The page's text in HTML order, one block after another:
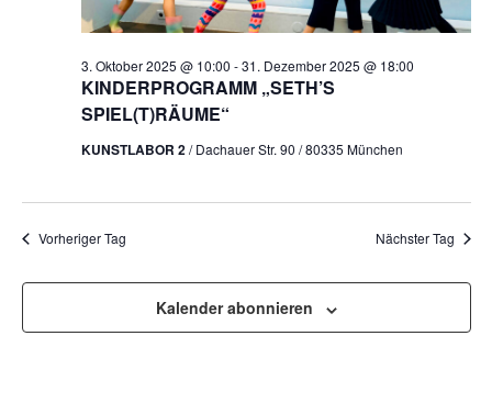
KINDERPROGRAMM „SETH’S
SPIEL(T)RÄUME“
3. Oktober 2025 @ 10:00 -31. Dezember 2025 @ 18:00
KUNSTLABOR 2/ Dachauer Str. 90 / 80335 München
Vorheriger Tag Nächster Tag
Kalender abonnieren